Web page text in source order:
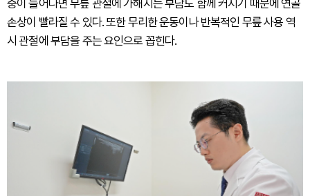
중이 늘어나면 무릎 관절에 가해지는 부담도 함께 커지기 때문에 연골
손상이 빨라질 수 있다. 또한 무리한 운동이나 반복적인 무릎 사용 역
시 관절에 부담을 주는 요인으로 꼽힌다.